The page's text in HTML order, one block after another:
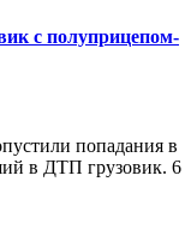
с полуприцепом-
в ДТП грузовик. 6